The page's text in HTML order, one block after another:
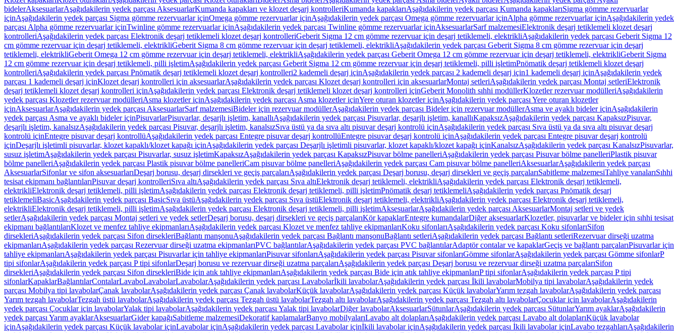
bidelerAksesuarlarAşağıdakilerin yedek parçası AksesuarlarKumanda kapakları ve klozet deşarj kontrolleriKumanda kapaklarıAşağıdakilerin yedek parçası Kumanda kapaklarıSigma gömme rezervuarlar
içinAşağıdakilerin yedek parçası Sigma gömme rezervuarlar içinOmega gömme rezervuarlar içinAşağıdakilerin yedek parçası Omega gömme rezervuarlar içinAlpha gömme rezervuarlar içinAşağıdakilerin yedek
parçası Alpha gömme rezervuarlar içinTwinline gömme rezervuarlar içinAşağıdakilerin yedek parçası Twinline gömme rezervuarlar içinAksesuarlarSarf malzemesiElektronik deşarj tetiklemeli klozet deşarj
kontrolleriAşağıdakilerin yedek parçası Elektronik deşarj tetiklemeli klozet deşarj kontrolleriGeberit Sigma 12 cm gömme rezervuar için deşarj tetiklemeli, elektrikliAşağıdakilerin yedek parçası Geberit Sigma 12
cm gömme rezervuar için deşarj tetiklemeli, elektrikliGeberit Sigma 8 cm gömme rezervuar için deşarj tetiklemeli, elektrikliAşağıdakilerin yedek parçası Geberit Sigma 8 cm gömme rezervuar için deşarj
tetiklemeli, elektrikliGeberit Omega 12 cm gömme rezervuar için deşarj tetiklemeli, elektrikliAşağıdakilerin yedek parçası Geberit Omega 12 cm gömme rezervuar için deşarj tetiklemeli, elektrikliGeberit Sigma
12 cm gömme rezervuar için deşarj tetiklemeli, pilli işletimAşağıdakilerin yedek parçası Geberit Sigma 12 cm gömme rezervuar için deşarj tetiklemeli, pilli işletimPnömatik deşarj tetiklemeli klozet deşarj
kontrolleriAşağıdakilerin yedek parçası Pnömatik deşarj tetiklemeli klozet deşarj kontrolleri2 kademeli deşarj içinAşağıdakilerin yedek parçası 2 kademeli deşarj için1 kademeli deşarj içinAşağıdakilerin yedek
parçası 1 kademeli deşarj içinKlozet deşarj kontrolleri için aksesuarlarAşağıdakilerin yedek parçası Klozet deşarj kontrolleri için aksesuarlarMontaj setleriAşağıdakilerin yedek parçası Montaj setleriElektronik
deşarj tetiklemeli klozet deşarj kontrolleri içinAşağıdakilerin yedek parçası Elektronik deşarj tetiklemeli klozet deşarj kontrolleri içinGeberit Monolith sıhhi modüllerKlozetler rezervuar modülleriAşağıdakilerin
yedek parçası Klozetler rezervuar modülleriAsma klozetler içinAşağıdakilerin yedek parçası Asma klozetler içinYere oturan klozetler içinAşağıdakilerin yedek parçası Yere oturan klozetler
içinAksesuarlarAşağıdakilerin yedek parçası AksesuarlarSarf malzemesiBideler için rezervuar modüllerAşağıdakilerin yedek parçası Bideler için rezervuar modüllerAsma ve ayaklı bideler içinAşağıdakilerin
yedek parçası Asma ve ayaklı bideler içinPisuvarlarPisuvarlar, deşarjlı işletim, kanallıAşağıdakilerin yedek parçası Pisuvarlar, deşarjlı işletim, kanallıKapaksızAşağıdakilerin yedek parçası KapaksızPisuvar,
deşarjlı işletim, kanalsızAşağıdakilerin yedek parçası Pisuvar, deşarjlı işletim, kanalsızSıva üstü ya da sıva altı pisuvar deşarj kontrolü içinAşağıdakilerin yedek parçası Sıva üstü ya da sıva altı pisuvar deşarj
kontrolü içinEntegre pisuvar deşarj kontrollüAşağıdakilerin yedek parçası Entegre pisuvar deşarj kontrollüEntegre pisuvar deşarj kontrolü içinAşağıdakilerin yedek parçası Entegre pisuvar deşarj kontrolü
içinDeşarjlı işletimli pisuvarlar, klozet kapaklı/klozet kapağı içinAşağıdakilerin yedek parçası Deşarjlı işletimli pisuvarlar, klozet kapaklı/klozet kapağı içinKanalsızAşağıdakilerin yedek parçası KanalsızPisuvarlar,
susuz işletimAşağıdakilerin yedek parçası Pisuvarlar, susuz işletimKapaksızAşağıdakilerin yedek parçası KapaksızPisuvar bölme panelleriAşağıdakilerin yedek parçası Pisuvar bölme panelleriPlastik pisuvar
bölme panelleriAşağıdakilerin yedek parçası Plastik pisuvar bölme panelleriCam pisuvar bölme panelleriAşağıdakilerin yedek parçası Cam pisuvar bölme panelleriAksesuarlarAşağıdakilerin yedek parçası
AksesuarlarSifonlar ve sifon aksesuarlarıDeşarj borusu, deşarj dirsekleri ve geçiş parçalarıAşağıdakilerin yedek parçası Deşarj borusu, deşarj dirsekleri ve geçiş parçalarıSabitleme malzemesiTahliye vanalarıSıhhi
tesisat ekipmanı bağlantılarıPisuvar deşarj kontrolleriSıva altıAşağıdakilerin yedek parçası Sıva altıElektronik deşarj tetiklemeli, elektrikliAşağıdakilerin yedek parçası Elektronik deşarj tetiklemeli,
elektrikliElektronik deşarj tetiklemeli, pilli işletimAşağıdakilerin yedek parçası Elektronik deşarj tetiklemeli, pilli işletimPnömatik deşarj tetiklemeliAşağıdakilerin yedek parçası Pnömatik deşarj
tetiklemeliBasicAşağıdakilerin yedek parçası BasicSıva üstüAşağıdakilerin yedek parçası Sıva üstüElektronik deşarj tetiklemeli, elektrikliAşağıdakilerin yedek parçası Elektronik deşarj tetiklemeli,
elektrikliElektronik deşarj tetiklemeli, pilli işletimAşağıdakilerin yedek parçası Elektronik deşarj tetiklemeli, pilli işletimAksesuarlarAşağıdakilerin yedek parçası AksesuarlarMontaj setleri ve yedek
setlerAşağıdakilerin yedek parçası Montaj setleri ve yedek setlerDeşarj borusu, deşarj dirsekleri ve geçiş parçalarıKör kapaklarEntegre kumandalarDiğer aksesuarlarKlozetler, pisuvarlar ve bideler için sıhhi tesisat
ekipmanı bağlantılarıKlozet ve menfez tahliye ekipmanlarıAşağıdakilerin yedek parçası Klozet ve menfez tahliye ekipmanlarıKoku sifonlarıAşağıdakilerin yedek parçası Koku sifonlarıSifon
dirsekleriAşağıdakilerin yedek parçası Sifon dirsekleriBağlantı manşonuAşağıdakilerin yedek parçası Bağlantı manşonuBağlantı setleriAşağıdakilerin yedek parçası Bağlantı setleriRezervuar dirseği uzatma
ekipmanlarıAşağıdakilerin yedek parçası Rezervuar dirseği uzatma ekipmanlarıPVC bağlantılarAşağıdakilerin yedek parçası PVC bağlantılarAdaptör contalar ve kapaklarGeçiş ve bağlantı parçalarıPisuvarlar için
tahliye ekipmanlarıAşağıdakilerin yedek parçası Pisuvarlar için tahliye ekipmanlarıPisuvar sifonlarıAşağıdakilerin yedek parçası Pisuvar sifonlarıGömme sifonlarAşağıdakilerin yedek parçası Gömme sifonlarP
tipi sifonlarAşağıdakilerin yedek parçası P tipi sifonlarDeşarj borusu ve rezervuar dirseği uzatma parçalarıAşağıdakilerin yedek parçası Deşarj borusu ve rezervuar dirseği uzatma parçalarıSifon
dirsekleriAşağıdakilerin yedek parçası Sifon dirsekleriBide için atık tahliye ekipmanlarıAşağıdakilerin yedek parçası Bide için atık tahliye ekipmanlarıP tipi sifonlarAşağıdakilerin yedek parçası P tipi
sifonlarKapaklarBağlantılarContalarLavaboLavabolarLavabolarAşağıdakilerin yedek parçası Lavabolarİkili lavabolarAşağıdakilerin yedek parçası İkili lavabolarMobilya tipi lavabolarAşağıdakilerin yedek
parçası Mobilya tipi lavabolarÇanak lavabolarAşağıdakilerin yedek parçası Çanak lavabolarKüçük lavabolarAşağıdakilerin yedek parçası Küçük lavabolarYarım tezgah lavabolarAşağıdakilerin yedek parçası
Yarım tezgah lavabolarTezgah üstü lavabolarAşağıdakilerin yedek parçası Tezgah üstü lavabolarTezgah altı lavabolarAşağıdakilerin yedek parçası Tezgah altı lavabolarÇocuklar için lavabolarAşağıdakilerin
yedek parçası Çocuklar için lavabolarYalak tipi lavabolarAşağıdakilerin yedek parçası Yalak tipi lavabolarDiğer lavabolarAksesuarlarSütunlarAşağıdakilerin yedek parçası SütunlarYarım ayaklarAşağıdakilerin
yedek parçası Yarım ayaklarAksesuarlarGider kapağıSabitleme malzemesiDekoratif kaplamalarBanyo mobilyalarıLavabo alt dolaplarıAşağıdakilerin yedek parçası Lavabo alt dolaplarıKüçük lavabolar
içinAşağıdakilerin yedek parçası Küçük lavabolar içinLavabolar içinAşağıdakilerin yedek parçası Lavabolar içinİkili lavabolar içinAşağıdakilerin yedek parçası İkili lavabolar içinLavabo tezgahlarıAşağıdakilerin